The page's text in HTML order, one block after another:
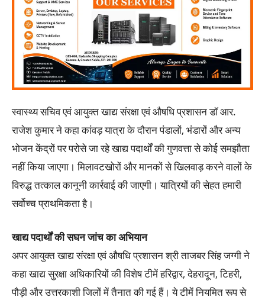
स्वास्थ्य सचिव एवं आयुक्त खाद्य संरक्षा एवं औषधि प्रशासन डॉ आर.
राजेश कुमार ने कहा कांवड़ यात्रा के दौरान पंडालों, भंडारों और अन्य
भोजन केंद्रों पर परोसे जा रहे खाद्य पदार्थों की गुणवत्ता से कोई समझौता
नहीं किया जाएगा। मिलावटखोरों और मानकों से खिलवाड़ करने वालों के
विरुद्ध तत्काल कानूनी कार्रवाई की जाएगी। यात्रियों की सेहत हमारी
सर्वोच्च प्राथमिकता है।
खाद्य पदार्थों की सघन जांच का अभियान
अपर आयुक्त खाद्य संरक्षा एवं औषधि प्रशासन श्री ताजबर सिंह जग्गी ने
कहा खाद्य सुरक्षा अधिकारियों की विशेष टीमें हरिद्वार, देहरादून, टिहरी,
पौड़ी और उत्तरकाशी जिलों में तैनात की गई हैं। ये टीमें नियमित रूप से